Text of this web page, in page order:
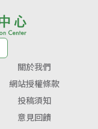
關於我們
網站授權條款
投稿須知
意見回饋